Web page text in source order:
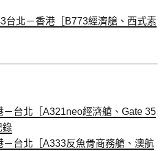
台北－香港［B773經濟艙、西式素
－台北［A321neo經濟艙、Gate 35
錄
－台北［A333反魚骨商務艙、澳航